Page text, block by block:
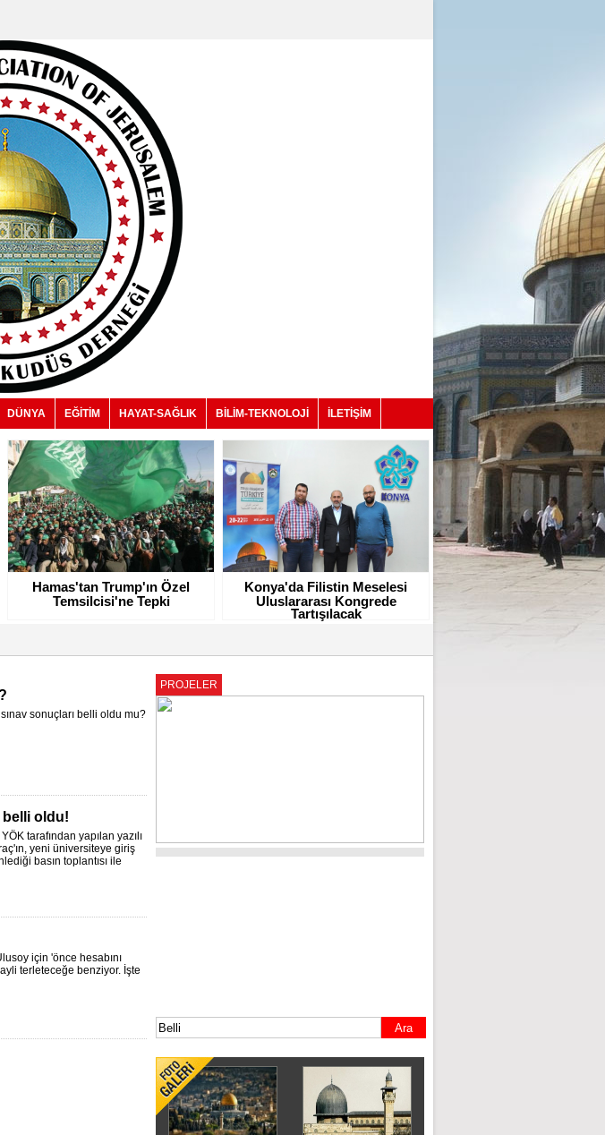
DÜNYA EĞİTİM HAYAT-SAĞLIK BİLİM-TEKNOLOJİ İLETİŞİM
Hamas'tan Trump'ın Özel
Temsilcisi'ne Tepki
Konya'da Filistin Meselesi
Uluslararası Kongrede
Tartışılacak
sonuçları belli oldu mu?
belli oldu!
tarafından yapılan yazılı
yeni üniversiteye giriş
basın toplantısı ile
için 'önce hesabını
terleteceğe benziyor. İşte
PROJELER